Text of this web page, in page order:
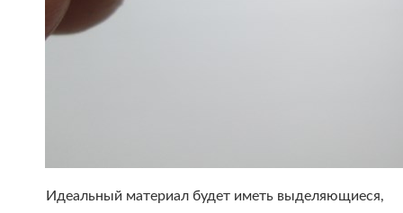
Идеальный материал будет иметь выделяющиеся,